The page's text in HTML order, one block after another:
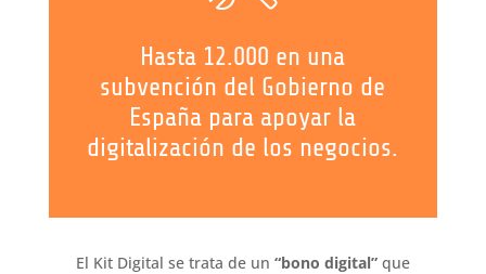
Hasta 12.000 en una
subvención del Gobierno de
España para apoyar la
digitalización de los negocios.
El Kit Digital se trata de un “bono digital” que